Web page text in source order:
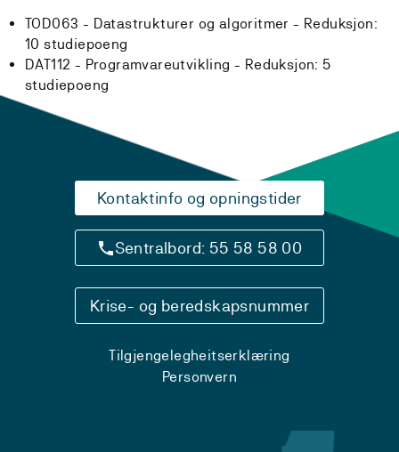
TOD063 - Datastrukturer og algoritmer - Reduksjon:
10 studiepoeng
DAT112 - Programvareutvikling - Reduksjon: 5
studiepoeng
Kontaktinfo og opningstider
Sentralbord: 55 58 58 00
Krise- og beredskapsnummer
Tilgjengelegheitserklæring
Personvern